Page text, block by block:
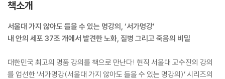
책소개
서울대 가지 않아도 들을 수 있는 명강의, ‘서가명강’
내 안의 세포 37조 개에서 발견한 노화, 질병 그리고 죽음의 비밀
대한민국 최고의 명품 강의를 책으로 만난다! 현직 서울대 교수진의 강의
를 엄선한 ‘서가명강(서울대 가지 않아도 들을 수 있는 명강의)’ 시리즈의